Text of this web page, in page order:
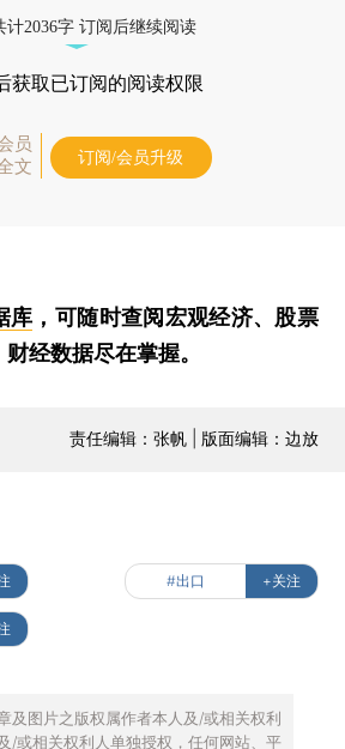
计2036字 订阅后继续阅读
获取已订阅的阅读权限
员
文
订阅/会员升级
库 ，可随时查阅宏观经济、股票
经数据尽在掌握。
责任编辑：张帆 | 版面编辑：边放
#出口 +关注
及图片之版权属作者本人及/或相关权利
/或相关权利人单独授权，任何网站、平